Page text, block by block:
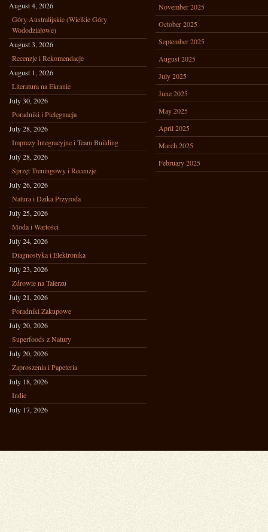
August 4, 2026
Góry Australijskie (Wielkie Góry
Wododziałowe)
August 3, 2026
Recenzje i Rekomendacje
August 1, 2026
Literatura na Ekranie
July 30, 2026
Poradniki i Pielęgnacja
July 28, 2026
Imprezy Integracyjne i Team Building
July 28, 2026
Sprzęt Treningowy i Recenzje
July 26, 2026
Natura i Dzika Przyroda
July 25, 2026
Moda i Wartości
July 24, 2026
Diagnostyka i Elektronika
July 23, 2026
Zdrowie na Talerzu
July 21, 2026
Poradniki Zakupowe
July 20, 2026
Superfoods z Natury
July 20, 2026
Zaproszenia i Papeteria
July 18, 2026
Indie
July 17, 2026
November 2025
October 2025
September 2025
August 2025
July 2025
June 2025
May 2025
April 2025
March 2025
February 2025